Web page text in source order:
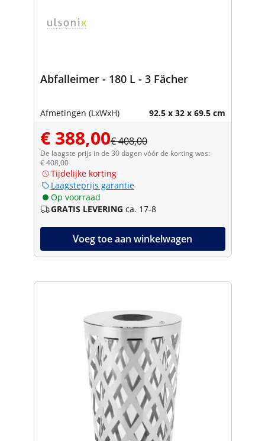
Abfalleimer - 180 L - 3 Fächer
Afmetingen (LxWxH) 92.5 x 32 x 69.5 cm
€ 388,00€ 408,00
De laagste prijs in de 30 dagen vóór de korting was:
€ 408,00
Tijdelijke korting
Laagsteprijs garantie
Op voorraad
GRATIS LEVERING ca. 17-8
Voeg toe aan winkelwagen